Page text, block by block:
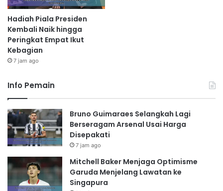
Hadiah Piala Presiden
Kembali Naik hingga
Peringkat Empat Ikut
Kebagian
7 jam ago
Info Pemain
Bruno Guimaraes Selangkah Lagi
Berseragam Arsenal Usai Harga
Disepakati
7 jam ago
Mitchell Baker Menjaga Optimisme
Garuda Menjelang Lawatan ke
Singapura